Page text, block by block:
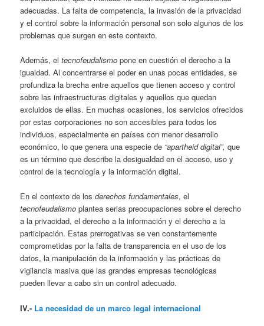
adecuadas. La falta de competencia, la invasión de la privacidad
y el control sobre la información personal son solo algunos de los
problemas que surgen en este contexto.
Además, eltecnofeudalismo pone en cuestión el derecho a la
igualdad. Al concentrarse el poder en unas pocas entidades, se
profundiza la brecha entre aquellos que tienen acceso y control
sobre las infraestructuras digitales y aquellos que quedan
excluidos de ellas. En muchas ocasiones, los servicios ofrecidos
por estas corporaciones no son accesibles para todos los
individuos, especialmente en países con menor desarrollo
económico, lo que genera una especie de “apartheid digital”,que
es un término que describe la desigualdad en el acceso, uso y
control de la tecnología y la información digital.
En el contexto de losderechos fundamentales, el
tecnofeudalismo plantea serias preocupaciones sobre el derecho
a la privacidad, el derecho a la información y el derecho a la
participación. Estas prerrogativas se ven constantemente
comprometidas por la falta de transparencia en el uso de los
datos, la manipulación de la información y las prácticas de
vigilancia masiva que las grandes empresas tecnológicas
pueden llevar a cabo sin un control adecuado.
IV.- La necesidad de un marco legal internacional